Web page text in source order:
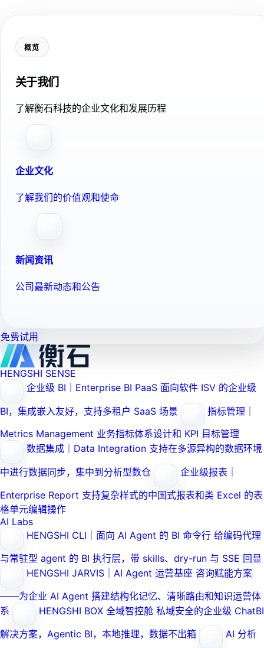
概览
关于我们
了解衡石科技的企业文化和发展历程
企业文化
了解我们的价值观和使命
新闻资讯
公司最新动态和公告
免费试用
HENGSHI SENSE
企业级 BI｜Enterprise BI PaaS 面向软件 ISV 的企业级
BI，集成嵌入友好，支持多租户 SaaS 场景
指标管理｜
Metrics Management 业务指标体系设计和 KPI 目标管理
数据集成｜Data Integration 支持在多源异构的数据环境
中进行数据同步，集中到分析型数仓
企业级报表｜
Enterprise Report 支持复杂样式的中国式报表和类 Excel 的表
格单元编辑操作
AI Labs
HENGSHI CLI｜面向 AI Agent 的 BI 命令行 给编码代理
与常驻型 agent 的 BI 执行层，带 skills、dry-run 与 SSE 回显
HENGSHI JARVIS｜AI Agent 运营基座 咨询赋能方案
——为企业 AI Agent 搭建结构化记忆、清晰路由和知识运营体
系
HENGSHI BOX 全域智控舱 私域安全的企业级 ChatBI
解决方案，Agentic BI，本地推理，数据不出箱
AI 分析